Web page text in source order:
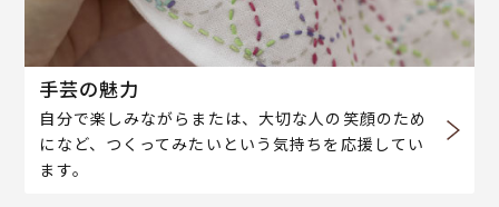
手芸の魅力
自分で楽しみながらまたは、大切な人の笑顔のため
になど、つくってみたいという気持ちを応援してい
ます。